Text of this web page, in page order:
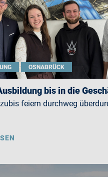
OSNABRÜCK
bis in die
feiern durchweg